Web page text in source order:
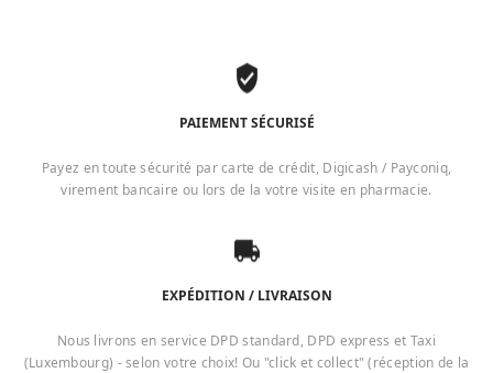
PAIEMENT SÉCURISÉ
Payez en toute sécurité par carte de crédit, Digicash / Payconiq,
virement bancaire ou lors de la votre visite en pharmacie.
EXPÉDITION / LIVRAISON
Nous livrons en service DPD standard, DPD express et Taxi
(Luxembourg) - selon votre choix! Ou "click et collect" (réception de la